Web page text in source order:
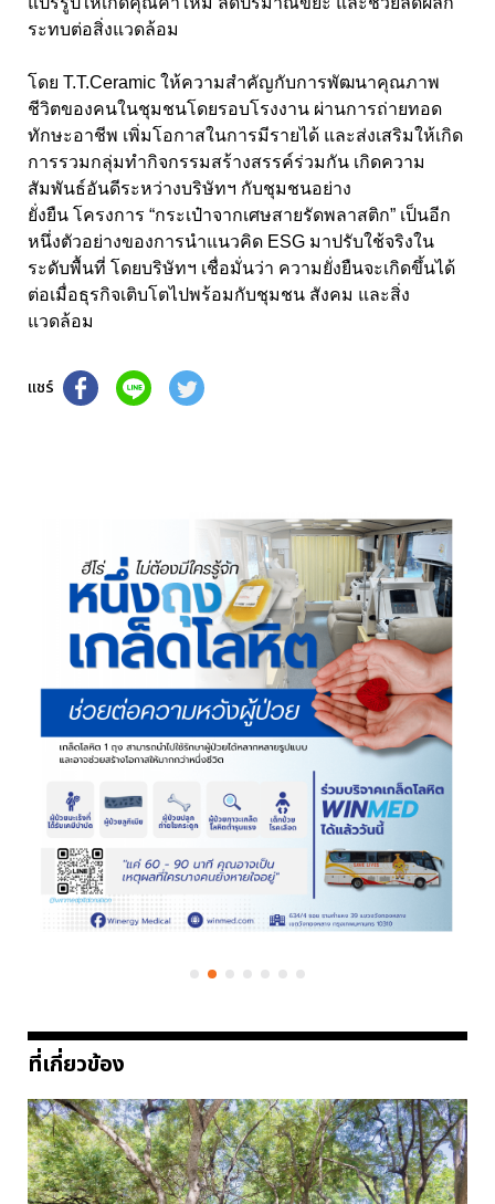
ระทบต่อสิ่งแวดล้อม
โดย T.T.Ceramic ให้ความสำคัญกับการพัฒนาคุณภาพ
ชีวิตของคนในชุมชนโดยรอบโรงงาน ผ่านการถ่ายทอด
ทักษะอาชีพ เพิ่มโอกาสในการมีรายได้ และส่งเสริมให้เกิด
การรวมกลุ่มทำกิจกรรมสร้างสรรค์ร่วมกัน เกิดความ
สัมพันธ์อันดีระหว่างบริษัทฯ กับชุมชนอย่าง
ยั่งยืน โครงการ “กระเป๋าจากเศษสายรัดพลาสติก” เป็นอีก
หนึ่งตัวอย่างของการนำแนวคิด ESG มาปรับใช้จริงใน
ระดับพื้นที่ โดยบริษัทฯ เชื่อมั่นว่า ความยั่งยืนจะเกิดขึ้นได้
ต่อเมื่อธุรกิจเติบโตไปพร้อมกับชุมชน สังคม และสิ่ง
แวดล้อม
แชร์
ที่เกี่ยวข้อง